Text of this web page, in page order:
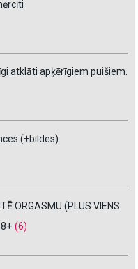
atklāti apķērīgiem puišiem.
(+bildes)
ORGASMU (PLUS VIENS
(6)